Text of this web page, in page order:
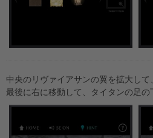
中央のリヴァイアサンの翼を拡大して
最後に右に移動して、タイタンの足の